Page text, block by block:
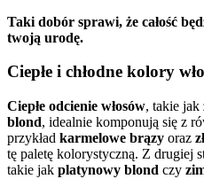
Taki dobór sprawi, że całość
twoją urodę.
Ciepłe i chłodne kolory
Ciepłe odcienie włosów, takie jak
blond, idealnie komponują się z
przykład karmelowe brązy oraz
tę paletę kolorystyczną. Z drugiej
takie jak platynowy blond czy